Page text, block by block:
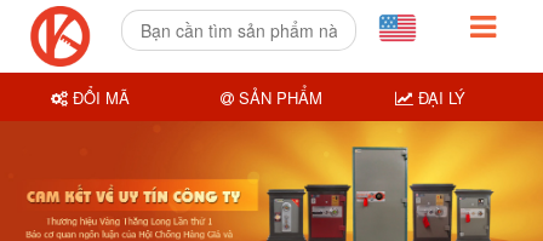
ĐỔI MÃ SẢN PHẨM ĐẠI LÝ